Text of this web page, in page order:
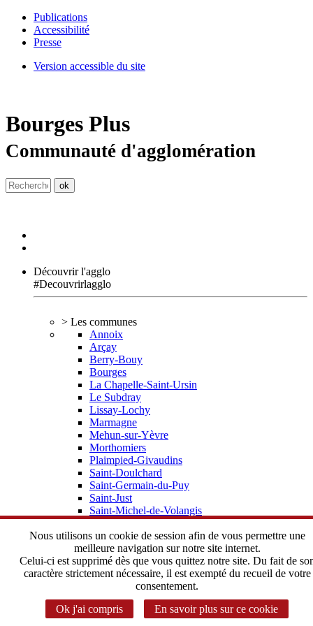
Publications
Accessibilité
Presse
Version accessible du site
Bourges Plus
Communauté d'agglomération
Découvrir l'agglo
#Decouvrirlagglo
> Les communes
Annoix
Arçay
Berry-Bouy
Bourges
La Chapelle-Saint-Ursin
Le Subdray
Lissay-Lochy
Marmagne
Mehun-sur-Yèvre
Morthomiers
Plaimpied-Givaudins
Saint-Doulchard
Saint-Germain-du-Puy
Saint-Just
Saint-Michel-de-Volangis
Trouy
Vorly
> Elus, statuts
Depuis 2002 une histoire commune
Le Bureau Communautaire
Le Conseil Communautaire
Les statuts de l'Agglomération
> Instances Communautaires
Nous utilisons un cookie de session afin de vous permettre une
meilleure navigation sur notre site internet.
Celui-ci est supprimé dès que vous quittez notre site. Du fait de
caractère strictement nécessaire, il est exempté du recueil de votre
consentement.
Ok j'ai compris
En savoir plus sur ce cookie